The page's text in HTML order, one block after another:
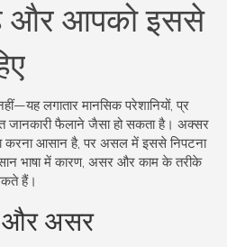
है और आपको इससे
लगातार मानसिक परेशानियों, प्र
फैलाने जैसा हो सकता है। अक्सर
करना आसान है, पर असल में इससे निपटना
भाषा में कारण, असर और काम के तरीके
हैं।
और असर